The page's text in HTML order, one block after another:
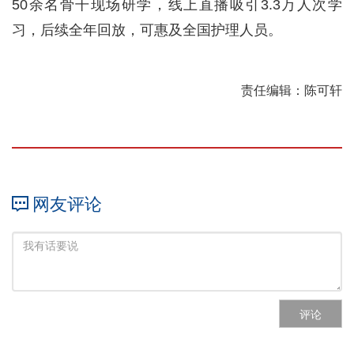
50余名骨干现场研学，线上直播吸引3.3万人次学
习，后续全年回放，可惠及全国护理人员。
责任编辑：陈可轩
网友评论
评论